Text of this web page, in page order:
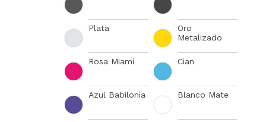
Plata
Oro
Metalizado
Rosa Miami Cian
Azul Babilonia Blanco Mate